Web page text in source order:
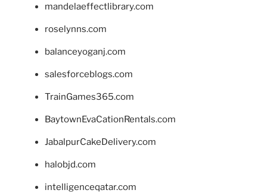
mandelaeffectlibrary.com
roselynns.com
balanceyoganj.com
salesforceblogs.com
TrainGames365.com
BaytownEvaCationRentals.com
JabalpurCakeDelivery.com
halobjd.com
intelligenceqatar.com